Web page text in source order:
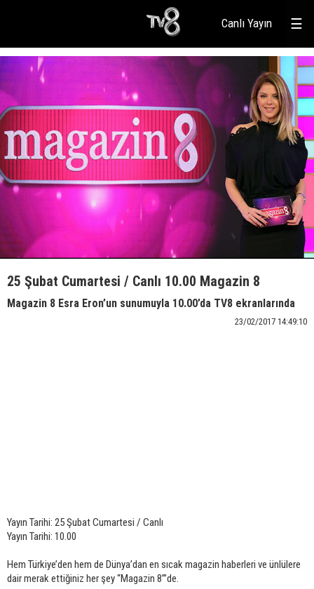
☰
Canlı Yayın
25 Şubat Cumartesi / Canlı 10.00 Magazin 8
Magazin 8 Esra Eron’un sunumuyla 10.00’da TV8 ekranlarında
23/02/2017 14:49:10
Yayın Tarihi: 25 Şubat Cumartesi / Canlı
Yayın Tarihi: 10.00
Hem Türkiye’den hem de Dünya’dan en sıcak magazin haberleri ve ünlülere
dair merak ettiğiniz her şey “Magazin 8”’de.